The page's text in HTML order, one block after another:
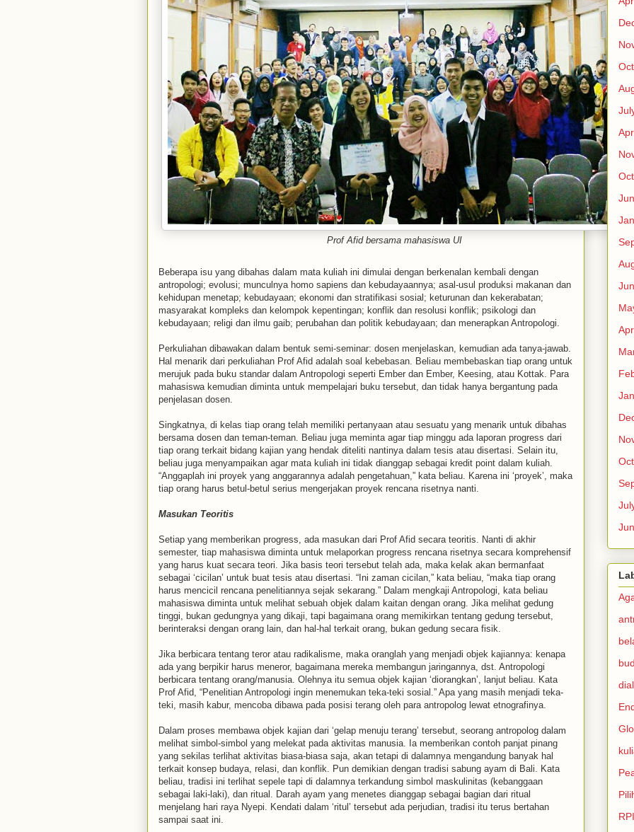
Prof Afid bersama mahasiswa UI
Beberapa isu yang dibahas dalam mata kuliah ini dimulai dengan berkenalan kembali dengan
antropologi; evolusi; munculnya homo sapiens dan kebudayaannya; asal-usul produksi makanan dan
kehidupan menetap; kebudayaan; ekonomi dan stratifikasi sosial; keturunan dan kekerabatan;
masyarakat kompleks dan kelompok kepentingan; konflik dan resolusi konflik; psikologi dan
kebudayaan; religi dan ilmu gaib; perubahan dan politik kebudayaan; dan menerapkan Antropologi.
Perkuliahan dibawakan dalam bentuk semi-seminar: dosen menjelaskan, kemudian ada tanya-jawab.
Hal menarik dari perkuliahan Prof Afid adalah soal kebebasan. Beliau membebaskan tiap orang untuk
merujuk pada buku standar dalam Antropologi seperti Ember dan Ember, Keesing, atau Kottak. Para
mahasiswa kemudian diminta untuk mempelajari buku tersebut, dan tidak hanya bergantung pada
penjelasan dosen.
Singkatnya, di kelas tiap orang telah memiliki pertanyaan atau sesuatu yang menarik untuk dibahas
bersama dosen dan teman-teman. Beliau juga meminta agar tiap minggu ada laporan progress dari
tiap orang terkait bidang kajian yang hendak diteliti nantinya dalam tesis atau disertasi. Selain itu,
beliau juga menyampaikan agar mata kuliah ini tidak dianggap sebagai kredit point dalam kuliah.
“Anggaplah ini proyek yang anggarannya adalah pengetahuan,” kata beliau. Karena ini ‘proyek’, maka
tiap orang harus betul-betul serius mengerjakan proyek rencana risetnya nanti.
Masukan Teoritis
Setiap yang memberikan progress, ada masukan dari Prof Afid secara teoritis. Nanti di akhir
semester, tiap mahasiswa diminta untuk melaporkan progress rencana risetnya secara komprehensif
yang harus kuat secara teori. Jika basis teori tersebut telah ada, maka kelak akan bermanfaat
sebagai ‘cicilan’ untuk buat tesis atau disertasi. “Ini zaman cicilan,” kata beliau, “maka tiap orang
harus mencicil rencana penelitiannya sejak sekarang.” Dalam mengkaji Antropologi, kata beliau
mahasiswa diminta untuk melihat sebuah objek dalam kaitan dengan orang. Jika melihat gedung
tinggi, bukan gedungnya yang dikaji, tapi bagaimana orang memikirkan tentang gedung tersebut,
berinteraksi dengan orang lain, dan hal-hal terkait orang, bukan gedung secara fisik.
Jika berbicara tentang teror atau radikalisme, maka oranglah yang menjadi objek kajiannya: kenapa
ada yang berpikir harus meneror, bagaimana mereka membangun jaringannya, dst. Antropologi
berbicara tentang orang/manusia. Olehnya itu semua objek kajian ‘diorangkan’, lanjut beliau. Kata
Prof Afid, “Penelitian Antropologi ingin menemukan teka-teki sosial.” Apa yang masih menjadi teka-
teki, masih kabur, mencoba dibawa pada posisi terang oleh para antropolog lewat etnografinya.
Dalam proses membawa objek kajian dari ‘gelap menuju terang’ tersebut, seorang antropolog dalam
melihat simbol-simbol yang melekat pada aktivitas manusia. Ia memberikan contoh panjat pinang
yang sekilas terlihat aktivitas biasa-biasa saja, akan tetapi di dalamnya mengandung banyak hal
terkait konsep budaya, relasi, dan konflik. Pun demikian dengan tradisi sabung ayam di Bali. Kata
beliau, tradisi ini terlihat sepele tapi di dalamnya terkandung simbol maskulinitas (kebanggaan
sebagai laki-laki), dan ritual. Darah ayam yang menetes dianggap sebagai bagian dari ritual
menjelang hari raya Nyepi. Kendati dalam ‘ritul’ tersebut ada perjudian, tradisi itu terus bertahan
sampai saat ini.
RPI